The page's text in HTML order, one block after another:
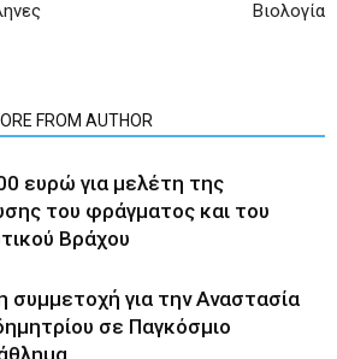
Βιολογία
FROM AUTHOR
ευρώ για μελέτη της
του φράγματος και του
Βράχου
συμμετοχή για την Αναστασία
σε Παγκόσμιο